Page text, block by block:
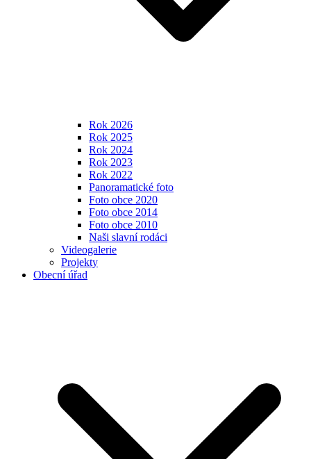
Rok 2026
Rok 2025
Rok 2024
Rok 2023
Rok 2022
Panoramatické foto
Foto obce 2020
Foto obce 2014
Foto obce 2010
Naši slavní rodáci
Videogalerie
Projekty
Obecní úřad